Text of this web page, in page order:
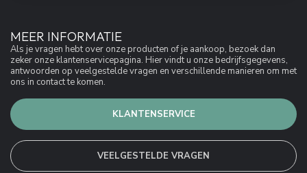
MEER INFORMATIE
Als je vragen hebt over onze producten of je aankoop, bezoek dan
zeker onze klantenservicepagina. Hier vindt u onze bedrijfsgegevens,
antwoorden op veelgestelde vragen en verschillende manieren om met
ons in contact te komen.
KLANTENSERVICE
VEELGESTELDE VRAGEN